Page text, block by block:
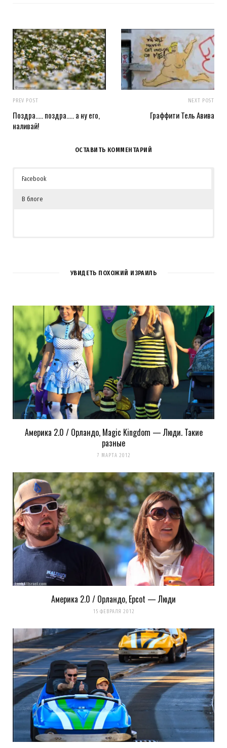
PREV POST
Поздра….. поздра….. а ну его,
наливай!
NEXT POST
Граффити Тель Авива
ОСТАВИТЬ КОММЕНТАРИЙ
Facebook
В блоге
Сохранить моё имя, email и адрес сайта в этом браузере для
Уведомлять меня о новых записях почтой.
Оповещать о новых
комментариях. А можно простоподписаться на комментарии
УВИДЕТЬ ПОХОЖИЙ ИЗРАИЛЬ
Америка 2.0 / Орландо, Magic Kingdom — Люди. Такие
разные
7 МАРТА 2012
Америка 2.0 / Орландо, Epcot — Люди
15 ФЕВРАЛЯ 2012